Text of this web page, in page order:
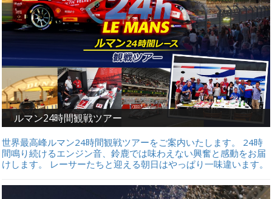
ルマン24時間観戦ツアー
世界最高峰ルマン24時間観戦ツアーをご案内いたします。 24時
間鳴り続けるエンジン音、鈴鹿では味わえない興奮と感動をお届
けします。 レーサーたちと迎える朝日はやっぱり一味違います。